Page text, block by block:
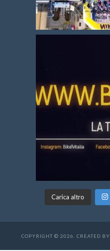
Carica altro
COPYRIGHT © 2026. CREATED BY